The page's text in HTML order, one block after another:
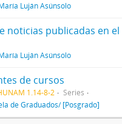
Luján Asúnsolo
Luján Asúnsolo
de cursos
1.14-8-2
Series
de Graduados/ [Posgrado]